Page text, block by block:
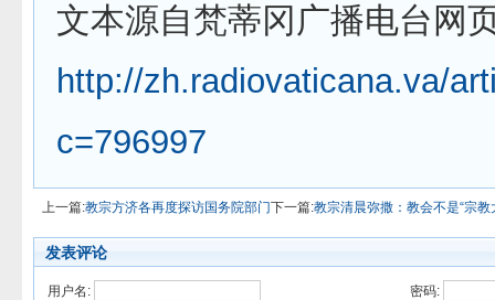
文本源自梵蒂冈广播电台网
http://zh.radiovaticana.va/
c=796997
上一篇:教宗方济各再度探访国务院部门下一篇:教宗清晨弥撒：教会不是“宗
发表评论
用户名:
密码: